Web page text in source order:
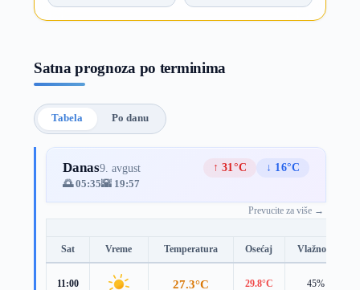
Satna prognoza po terminima
Tabela Po danu
Danas9. avgust ↑ 31°C
↓ 16°C
🌅 05:35🌇 19:57
Prevucite za više →
Sat Vreme Temperatura Osećaj Vlažnost
11:00 27.3°C 29.8°C 45%